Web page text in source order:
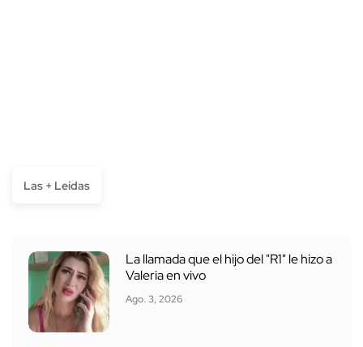
Las + Leídas
La llamada que el hijo del "R1" le hizo a
Valeria en vivo
Ago. 3, 2026